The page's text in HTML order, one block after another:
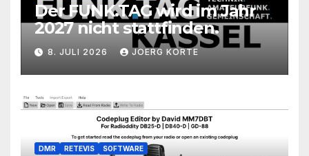
Der FUNK.TAG wird im Jahr
2027 nicht stattfinden.
8. JULI 2026 JOERG KORTE
DMR RETEVIS SOFTWARE